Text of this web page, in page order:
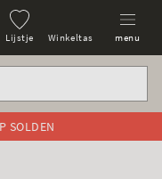
Lijstje Winkeltas menu
SOLDEN